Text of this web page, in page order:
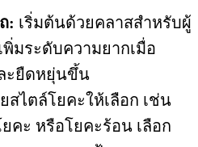
: เริ่มต้นด้วยคลาสสำหรับผู้
พิ่มระดับความยากเมื่อ
ะยืดหยุ่นขึ้น
สไตล์โยคะให้เลือก เช่น
คะ หรือโยคะร้อน เลือก